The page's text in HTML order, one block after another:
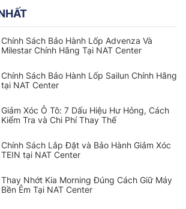
Chính Sách Bảo Hành Lốp Advenza Và
Milestar Chính Hãng Tại NAT Center
Chính Sách Bảo Hành Lốp Sailun Chính Hãng
tại NAT Center
Giảm Xóc Ô Tô: 7 Dấu Hiệu Hư Hỏng, Cách
Kiểm Tra và Chi Phí Thay Thế
Chính Sách Lắp Đặt và Bảo Hành Giảm Xóc
TEIN tại NAT Center
Thay Nhớt Kia Morning Đúng Cách Giữ Máy
Bền Êm Tại NAT Center